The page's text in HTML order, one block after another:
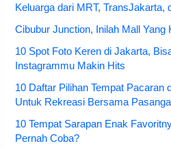
Keluarga dari MRT, TransJakarta,
Cibubur Junction, Inilah Mall Yang
10 Spot Foto Keren di Jakarta,
Instagrammu Makin Hits
10 Daftar Pilihan Tempat Pacaran
Untuk Rekreasi Bersama
10 Tempat Sarapan Enak
Pernah Coba?